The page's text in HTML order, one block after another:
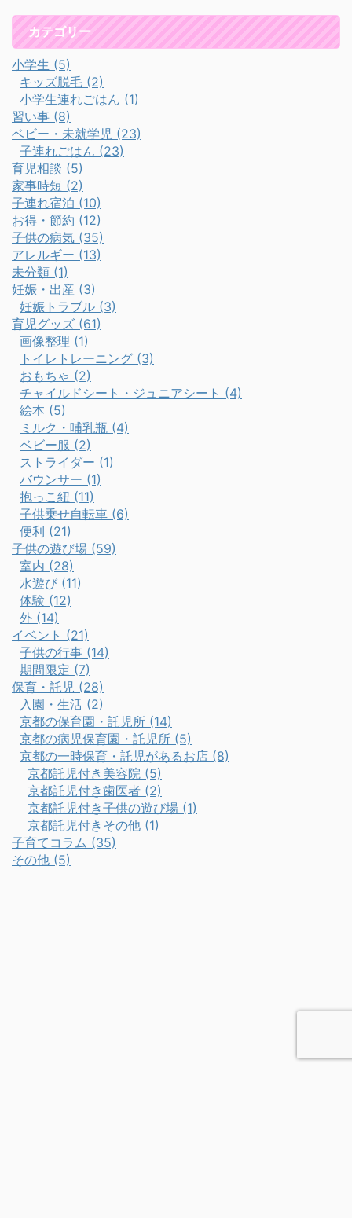
カテゴリー
小学生 (5)
キッズ脱毛 (2)
小学生連れごはん (1)
習い事 (8)
ベビー・未就学児 (23)
子連れごはん (23)
育児相談 (5)
家事時短 (2)
子連れ宿泊 (10)
お得・節約 (12)
子供の病気 (35)
アレルギー (13)
未分類 (1)
妊娠・出産 (3)
妊娠トラブル (3)
育児グッズ (61)
画像整理 (1)
トイレトレーニング (3)
おもちゃ (2)
チャイルドシート・ジュニアシート (4)
絵本 (5)
ミルク・哺乳瓶 (4)
ベビー服 (2)
ストライダー (1)
バウンサー (1)
抱っこ紐 (11)
子供乗せ自転車 (6)
便利 (21)
子供の遊び場 (59)
室内 (28)
水遊び (11)
体験 (12)
外 (14)
イベント (21)
子供の行事 (14)
期間限定 (7)
保育・託児 (28)
入園・生活 (2)
京都の保育園・託児所 (14)
京都の病児保育園・託児所 (5)
京都の一時保育・託児があるお店 (8)
京都託児付き美容院 (5)
京都託児付き歯医者 (2)
京都託児付き子供の遊び場 (1)
京都託児付きその他 (1)
子育てコラム (35)
その他 (5)